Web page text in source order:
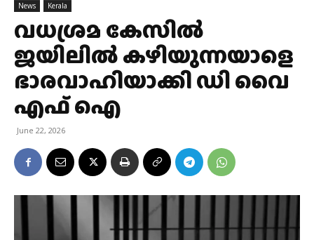
News Kerala
വധശ്രമ കേസിൽ
ജയിലിൽ കഴിയുന്നയാളെ
ഭാരവാഹിയാക്കി ഡി വൈ
എഫ് ഐ
June 22, 2026